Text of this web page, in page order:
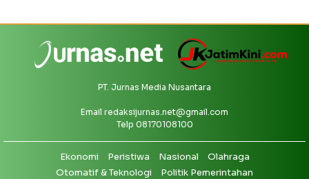
PT. Jurnas Media Nusantara
Email redaksijurnas.net@gmail.com
Telp 08170108100
Ekonomi Peristiwa Nasional
Olahraga
Otomatif & Teknologi
Politik Pemerintahan